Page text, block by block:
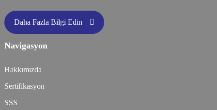
Daha Fazla Bilgi Edin
Navigasyon
Hakkımızda
Sertifikasyon
SSS